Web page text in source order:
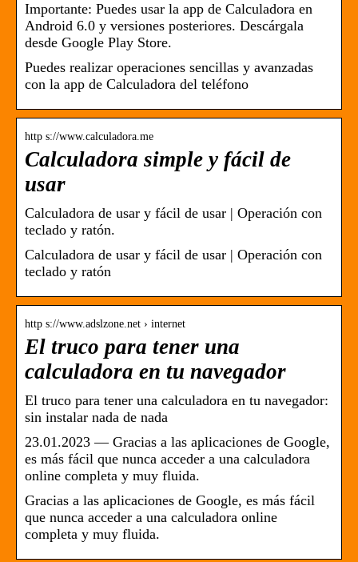
Importante: Puedes usar la app de Calculadora en
Android 6.0 y versiones posteriores. Descárgala
desde Google Play Store.
Puedes realizar operaciones sencillas y avanzadas
con la app de Calculadora del teléfono
http s://www.calculadora.me
Calculadora simple y fácil de
usar
Calculadora de usar y fácil de usar | Operación con
teclado y ratón.
Calculadora de usar y fácil de usar | Operación con
teclado y ratón
http s://www.adslzone.net › internet
El truco para tener una
calculadora en tu navegador
El truco para tener una calculadora en tu navegador:
sin instalar nada de nada
23.01.2023 — Gracias a las aplicaciones de Google,
es más fácil que nunca acceder a una calculadora
online completa y muy fluida.
Gracias a las aplicaciones de Google, es más fácil
que nunca acceder a una calculadora online
completa y muy fluida.